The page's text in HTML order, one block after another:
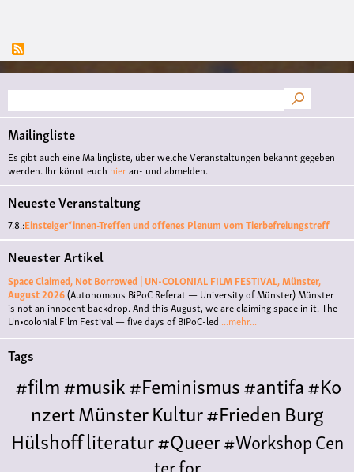
Suche
Mailingliste
Es gibt auch eine Mailingliste, über welche Veranstaltungen bekannt gegeben
werden. Ihr könnt euch hieran- und abmelden.
Neueste Veranstaltung
7.8.:Einsteiger*innen-Treffen und offenes Plenum vom Tierbefreiungstreff
Neuester Artikel
Space Claimed, Not Borrowed | UN•COLONIAL FILM FESTIVAL, Münster,
August 2026(Autonomous BiPoC Referat — University of Münster)Münster
is not an innocent backdrop. And this August, we are claiming space in it. The
Un•colonial Film Festival — five days of BiPoC-led ...mehr...
Tags
#film#musik#Feminismus#antifa#Ko
nzertMünsterKultur#FriedenBurg
Hülshoffliteratur#Queer#WorkshopCen